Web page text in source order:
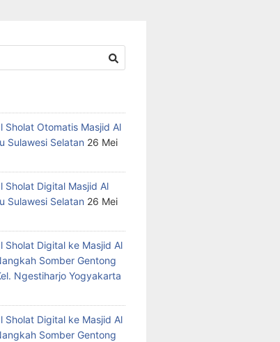
Sholat Otomatis Masjid Al
Sulawesi Selatan 26 Mei
Sholat Digital Masjid Al
Sulawesi Selatan 26 Mei
Sholat Digital ke Masjid Al
Somber Gentong
Ngestiharjo Yogyakarta
Sholat Digital ke Masjid Al
Somber Gentong